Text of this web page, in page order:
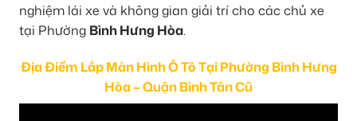
nghiệm lái xe và không gian giải trí cho các chủ xe
tại Phường Bình Hưng Hòa.
Địa Điểm Lắp Màn Hình Ô Tô Tại Phường Bình Hưng
Hòa – Quận Bình Tân Cũ